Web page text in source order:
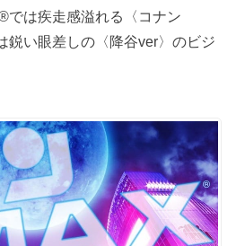
では疾走感溢れる〈コナン
鋭い眼差しの〈降谷ver〉のビジ